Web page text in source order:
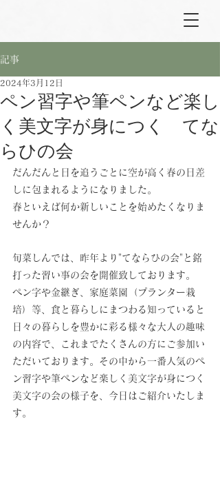
記事
ペン習字や筆ペンなど楽し
く美文字が身につく てな
らひの会
2024年3月12日
だんだんと日を追うごとに空が高く春の日差
しに包まれるようになりました。
春といえば何か新しいことを始めたくなりま
せんか？
旬菜しんでは、昨年より"てならひの会"と銘
打った習い事の会を開催致しております。
ペン字や金継ぎ、家庭菜園（プランター栽
培）等、食と暮らしにまつわる知っていると
日々の暮らしを豊かに彩る様々な大人の趣味
の内容で、これまでたくさんの方にご参加い
ただいております。その中から一番人気のペ
ン習字や筆ペンなど楽しく美文字が身につく
美文字の会の様子を、今日はご紹介いたしま
す。